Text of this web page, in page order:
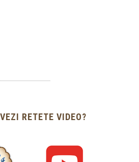
RETETE VIDEO?